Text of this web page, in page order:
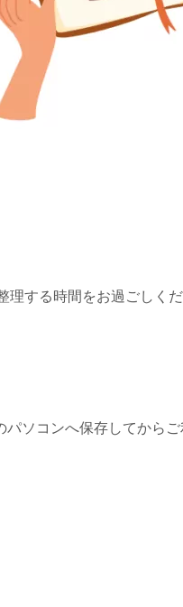
する時間をお過ごし
ソコンへ保存してからご